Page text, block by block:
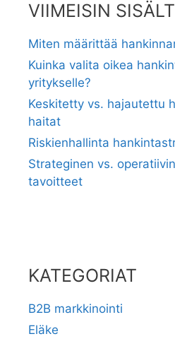
VIIMEISIN
Miten määrittää
Kuinka valita oikea
yritykselle?
Keskitetty vs. hajautettu
haitat
Riskienhallinta
Strateginen vs.
tavoitteet
KATEGORIAT
B2B markkinointi
Eläke